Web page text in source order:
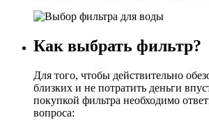
Как выбрать фильтр?
Для того, чтобы действительно
близких и не потратить деньги
покупкой фильтра необходимо
вопроса: